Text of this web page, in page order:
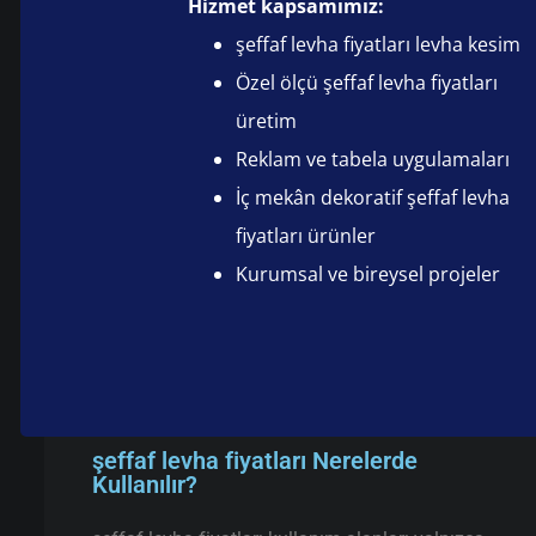
Hizmet kapsamımız:
şeffaf levha fiyatları levha kesim
Özel ölçü şeffaf levha fiyatları
üretim
Reklam ve tabela uygulamaları
İç mekân dekoratif şeffaf levha
fiyatları ürünler
Kurumsal ve bireysel projeler
şeffaf levha fiyatları Nerelerde
Kullanılır?